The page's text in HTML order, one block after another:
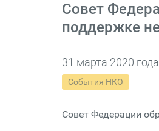
Совет
поддержке
31 марта 2020 года
События НКО
Совет Федерации